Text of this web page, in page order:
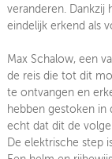
veranderen. Dankzij
eindelijk erkend als
Max Schalow, een
de reis die tot dit
te ontvangen en
hebben gestoken in
echt dat dit de
De elektrische step